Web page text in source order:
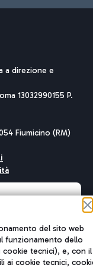
a direzione e
13032990155 P.
Fiumicino (RM)
INNOVAZIONE
del sito web
funzionamento dello
cookie tecnici), e, con il
ai cookie tecnici,